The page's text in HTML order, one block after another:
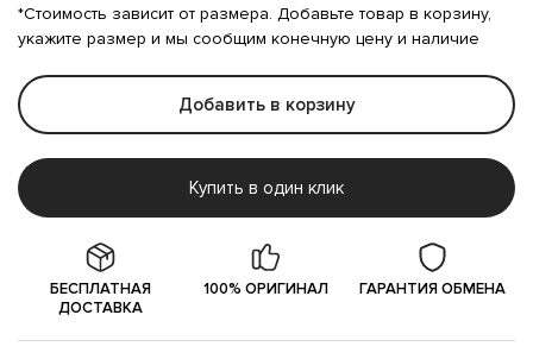
*Стоимость зависит от размера. Добавьте товар в корзину,
укажите размер и мы сообщим конечную цену и наличие
Добавить в корзину
Купить в один клик
БЕСПЛАТНАЯ
ДОСТАВКА
100% ОРИГИНАЛ ГАРАНТИЯ ОБМЕНА